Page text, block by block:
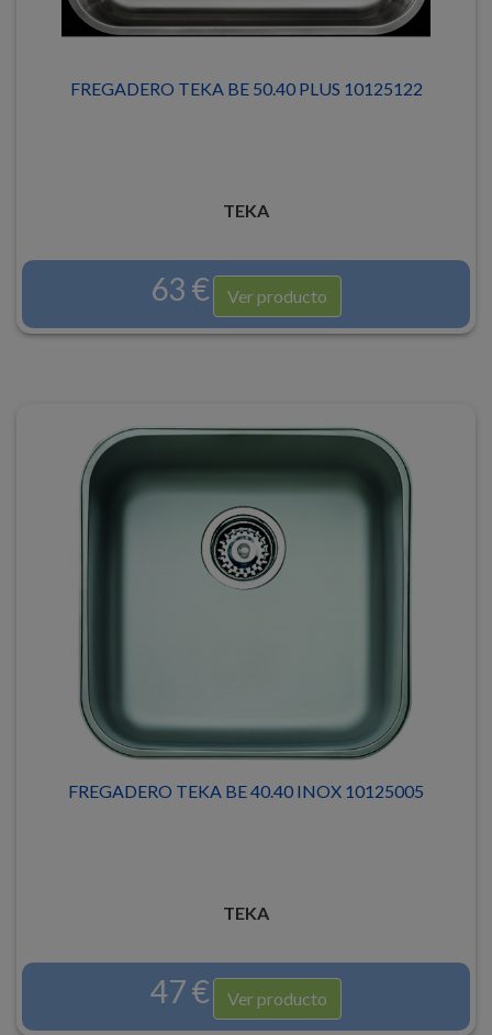
FREGADERO TEKA BE 50.40 PLUS 10125122
TEKA
63 € Ver producto
FREGADERO TEKA BE 40.40 INOX 10125005
TEKA
47 € Ver producto